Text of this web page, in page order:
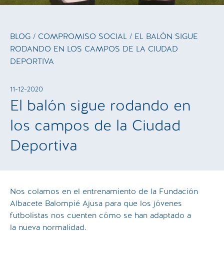
BLOG / COMPROMISO SOCIAL / EL BALÓN SIGUE
RODANDO EN LOS CAMPOS DE LA CIUDAD
DEPORTIVA
11-12-2020
El balón sigue rodando en
los campos de la Ciudad
Deportiva
Nos colamos en el entrenamiento de la Fundación
Albacete Balompié Ajusa para que los jóvenes
futbolistas nos cuenten cómo se han adaptado a
la nueva normalidad.